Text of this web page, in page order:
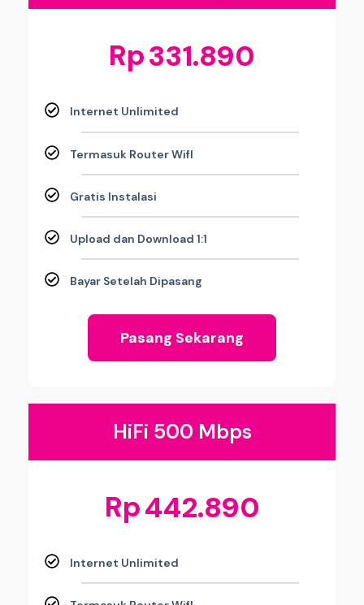
Rp331.890
Internet Unlimited
Termasuk Router WifI
Gratis Instalasi
Upload dan Download 1:1
Bayar Setelah Dipasang
Pasang Sekarang
HiFi 500 Mbps
Rp442.890
Internet Unlimited